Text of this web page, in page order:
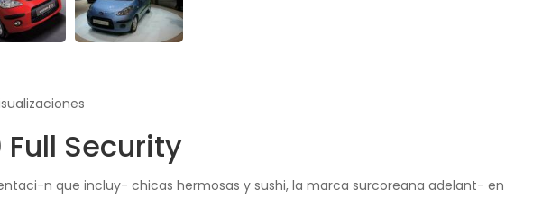
Full Security
n que incluy- chicas hermosas y sushi, la marca surcoreana adelant- en